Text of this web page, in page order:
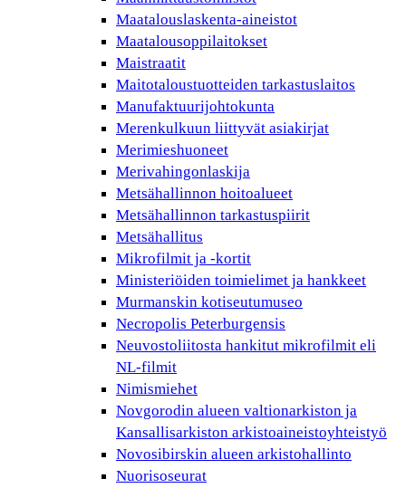
Maatalouslaskenta-aineistot
Maatalousoppilaitokset
Maistraatit
Maitotaloustuotteiden tarkastuslaitos
Manufaktuurijohtokunta
Merenkulkuun liittyvät asiakirjat
Merimieshuoneet
Merivahingonlaskija
Metsähallinnon hoitoalueet
Metsähallinnon tarkastuspiirit
Metsähallitus
Mikrofilmit ja -kortit
Ministeriöiden toimielimet ja hankkeet
Murmanskin kotiseutumuseo
Necropolis Peterburgensis
Neuvostoliitosta hankitut mikrofilmit eli
NL-filmit
Nimismiehet
Novgorodin alueen valtionarkiston ja
Kansallisarkiston arkistoaineistoyhteistyö
Novosibirskin alueen arkistohallinto
Nuorisoseurat